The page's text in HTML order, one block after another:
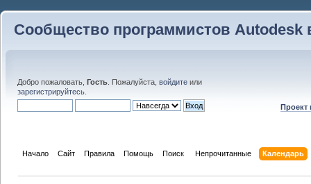
Сообщество программистов Autodesk
Добро пожаловать, Гость . Пожалуйста, войдите или
зарегистрируйтесь
Проект
Начало Сайт Правила Помощь Поиск Непрочитанные Календарь